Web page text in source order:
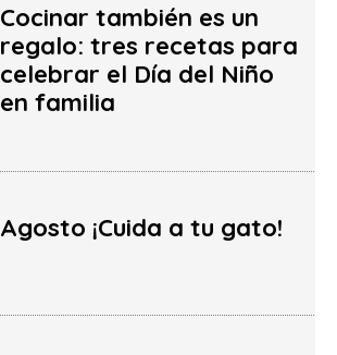
Cocinar también es un
regalo: tres recetas para
celebrar el Día del Niño
en familia
Agosto ¡Cuida a tu gato!